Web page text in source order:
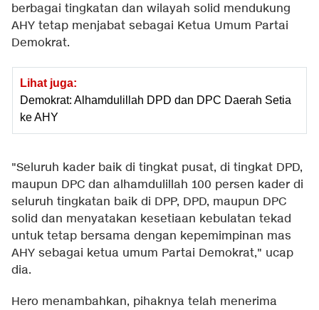
berbagai tingkatan dan wilayah solid mendukung
AHY tetap menjabat sebagai Ketua Umum Partai
Demokrat.
Lihat juga:
Demokrat: Alhamdulillah DPD dan DPC Daerah Setia
ke AHY
"Seluruh kader baik di tingkat pusat, di tingkat DPD,
maupun DPC dan alhamdulillah 100 persen kader di
seluruh tingkatan baik di DPP, DPD, maupun DPC
solid dan menyatakan kesetiaan kebulatan tekad
untuk tetap bersama dengan kepemimpinan mas
AHY sebagai ketua umum Partai Demokrat," ucap
dia.
Hero menambahkan, pihaknya telah menerima